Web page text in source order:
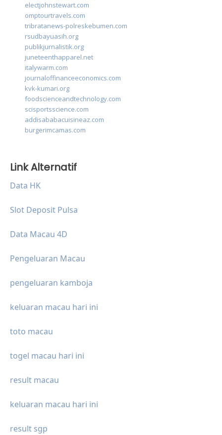
electjohnstewart.com
omptourtravels.com
tribratanews-polreskebumen.com
rsudbayuasih.org
publikjurnalistik.org
juneteenthapparel.net
italywarm.com
journaloffinanceeconomics.com
kvk-kumari.org
foodscienceandtechnology.com
scisportsscience.com
addisababacuisineaz.com
burgerimcamas.com
Link Alternatif
Data HK
Slot Deposit Pulsa
Data Macau 4D
Pengeluaran Macau
pengeluaran kamboja
keluaran macau hari ini
toto macau
togel macau hari ini
result macau
keluaran macau hari ini
result sgp